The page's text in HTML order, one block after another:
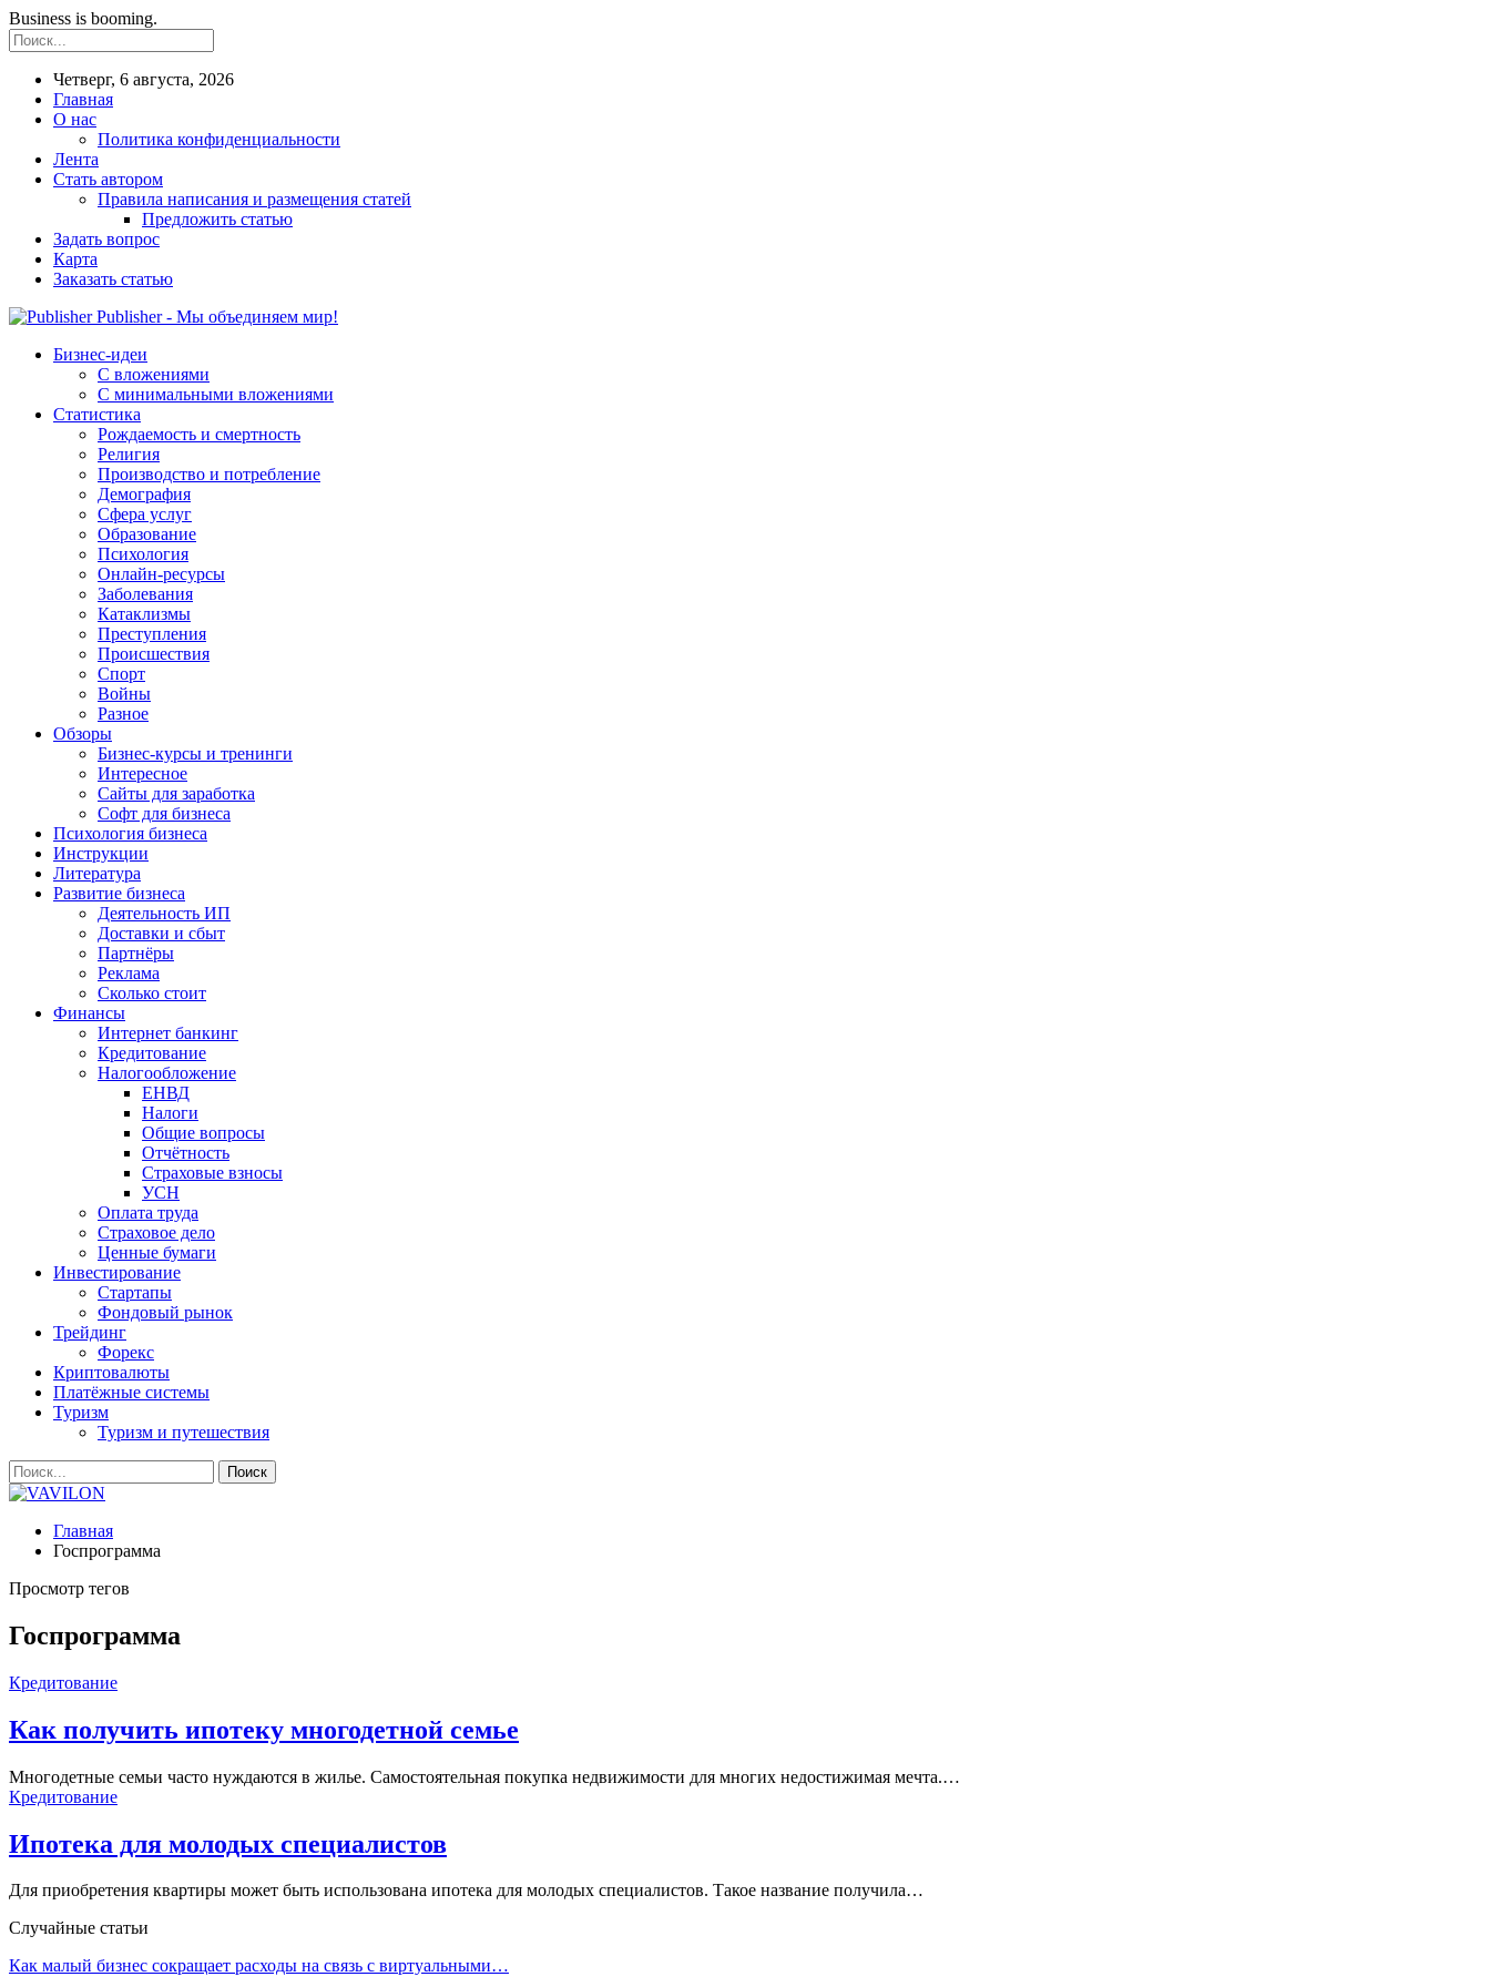
Business is booming.
Четверг, 6 августа, 2026
Главная
О нас
Политика конфиденциальности
Лента
Стать автором
Правила написания и размещения статей
Предложить статью
Задать вопрос
Карта
Заказать статью
Publisher - Мы объединяем мир!
Бизнес-идеи
С вложениями
С минимальными вложениями
Статистика
Рождаемость и смертность
Религия
Производство и потребление
Демография
Сфера услуг
Образование
Психология
Онлайн-ресурсы
Заболевания
Катаклизмы
Преступления
Происшествия
Спорт
Войны
Разное
Обзоры
Бизнес-курсы и тренинги
Интересное
Сайты для заработка
Софт для бизнеса
Психология бизнеса
Инструкции
Литература
Развитие бизнеса
Деятельность ИП
Доставки и сбыт
Партнёры
Реклама
Сколько стоит
Финансы
Интернет банкинг
Кредитование
Налогообложение
ЕНВД
Налоги
Общие вопросы
Отчётность
Страховые взносы
УСН
Оплата труда
Страховое дело
Ценные бумаги
Инвестирование
Стартапы
Фондовый рынок
Трейдинг
Форекс
Криптовалюты
Платёжные системы
Туризм
Туризм и путешествия
Главная
Госпрограмма
Просмотр тегов
Госпрограмма
Кредитование
Как получить ипотеку многодетной семье
Многодетные семьи часто нуждаются в жилье. Самостоятельная покупка недвижимости для многих недостижимая мечта.…
Кредитование
Ипотека для молодых специалистов
Для приобретения квартиры может быть использована ипотека для молодых специалистов. Такое название получила…
Случайные статьи
Как малый бизнес сокращает расходы на связь с виртуальными…